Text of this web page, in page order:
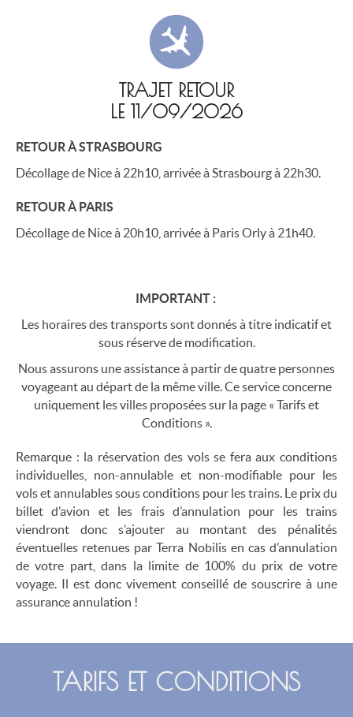
TRAJET RETOUR
LE 11/09/2026
RETOUR À STRASBOURG
Décollage de Nice à 22h10, arrivée à Strasbourg à 22h30.
RETOUR À PARIS
Décollage de Nice à 20h10, arrivée à Paris Orly à 21h40.
IMPORTANT :
Les horaires des transports sont donnés à titre indicatif et
sous réserve de modification.
Nous assurons une assistance à partir de quatre personnes
voyageant au départ de la même ville. Ce service concerne
uniquement les villes proposées sur la page « Tarifs et
Conditions ».
Remarque : la réservation des vols se fera aux conditions
individuelles, non-annulable et non-modifiable pour les
vols et annulables sous conditions pour les trains. Le prix du
billet d’avion et les frais d’annulation pour les trains
viendront donc s’ajouter au montant des pénalités
éventuelles retenues par Terra Nobilis en cas d’annulation
de votre part, dans la limite de 100% du prix de votre
voyage. Il est donc vivement conseillé de souscrire à une
assurance annulation !
TARIFS ET CONDITIONS